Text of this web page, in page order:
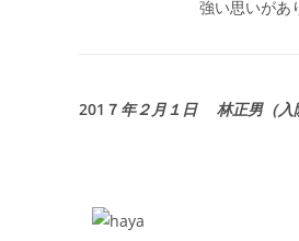
強い思いがあ
201７ 年２月１日 林正男（入